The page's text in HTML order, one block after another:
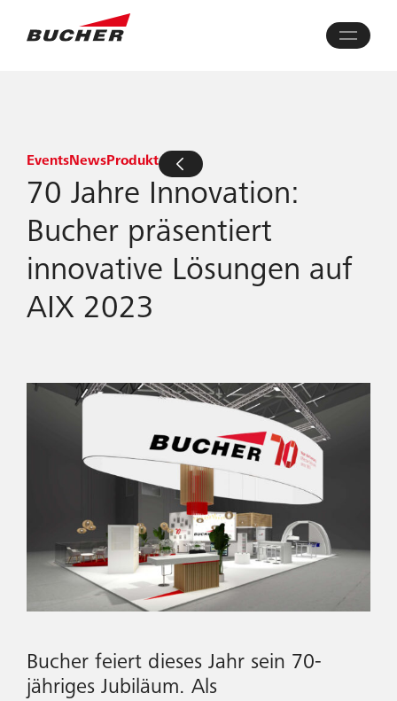
EventsNewsProdukt
70 Jahre Innovation:
Bucher präsentiert
innovative Lösungen auf
AIX 2023
Bucher feiert dieses Jahr sein 70-
jähriges Jubiläum. Als